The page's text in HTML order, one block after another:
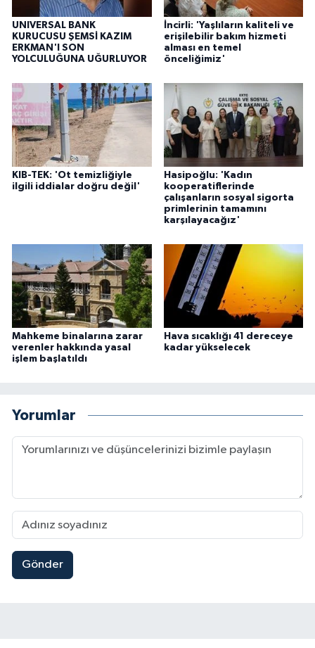
UNIVERSAL BANK
KURUCUSU ŞEMSİ KAZIM
ERKMAN'I SON
YOLCULUĞUNA UĞURLUYOR
İncirli: 'Yaşlıların kaliteli ve
erişilebilir bakım hizmeti
alması en temel
önceliğimiz'
KIB-TEK: 'Ot temizliğiyle
ilgili iddialar doğru değil'
Hasipoğlu: 'Kadın
kooperatiflerinde
çalışanların sosyal sigorta
primlerinin tamamını
karşılayacağız'
Mahkeme binalarına zarar
verenler hakkında yasal
işlem başlatıldı
Hava sıcaklığı 41 dereceye
kadar yükselecek
Yorumlar
Gönder